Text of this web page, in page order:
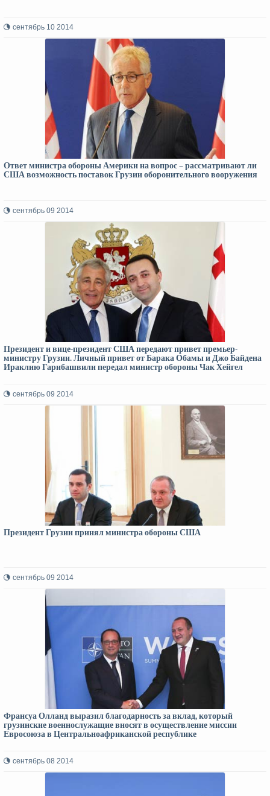
сентябрь 10 2014
Ответ министра обороны Америки на вопрос – рассматривают ли
США возможность поставок Грузии оборонительного вооружения
сентябрь 09 2014
Президент и вице-президент США передают привет премьер-
министру Грузии. Личный привет от Барака Обамы и Джо Байдена
Ираклию Гарибашвили передал министр обороны Чак Хейгел
сентябрь 09 2014
Президент Грузии принял министра обороны США
сентябрь 09 2014
Франсуа Олланд выразил благодарность за вклад, который
грузинские военнослужащие вносят в осуществление миссии
Евросоюза в Центральноафриканской республике
сентябрь 08 2014